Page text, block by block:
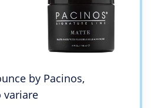
by Pacinos,
variare